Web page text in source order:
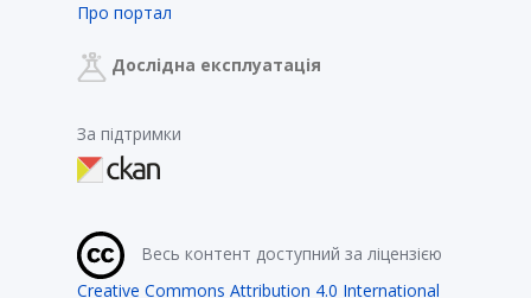
Про портал
Дослідна експлуатація
За підтримки
Весь контент доступний за ліцензією
Creative Commons Attribution 4.0 International